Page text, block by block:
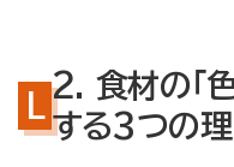
2. 食材の「
する3つの